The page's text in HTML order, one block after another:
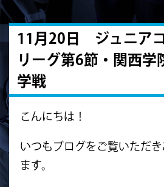
11月20日 ジュニア
リーグ第6節・関西学
学戦
こんにちは！
いつもブログをご覧いただ
ます。